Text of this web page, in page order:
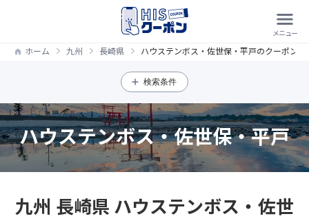
ホーム 九州 長崎県 ハウステンボス・佐世保・平戸のクーポン一
検索条件
ハウステンボス・佐世保・平戸
九州 長崎県 ハウステンボス・佐世